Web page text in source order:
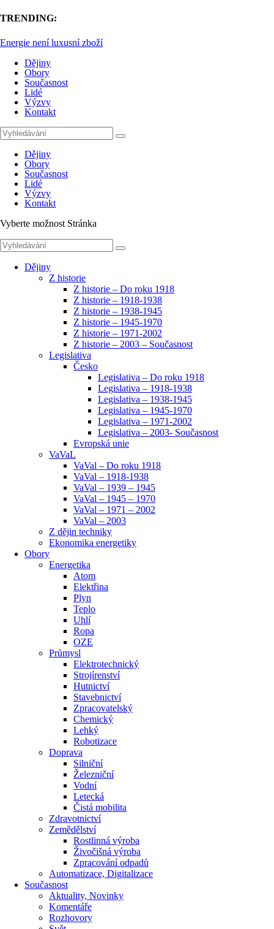
TRENDING:
Energie není luxusní zboží
Dějiny
Obory
Současnost
Lidé
Výzvy
Kontakt
Dějiny
Obory
Současnost
Lidé
Výzvy
Kontakt
Vyberte možnost Stránka
Dějiny
Z historie
Z historie – Do roku 1918
Z historie – 1918-1938
Z historie – 1938-1945
Z historie – 1945-1970
Z historie – 1971-2002
Z historie – 2003 – Současnost
Legislativa
Česko
Legislativa – Do roku 1918
Legislativa – 1918-1938
Legislativa – 1938-1945
Legislativa – 1945-1970
Legislativa – 1971-2002
Legislativa – 2003- Současnost
Evropská unie
VaVaL
VaVal – Do roku 1918
VaVal – 1918-1938
VaVal – 1939 – 1945
VaVal – 1945 – 1970
VaVal – 1971 – 2002
VaVal – 2003
Z dějin techniky
Ekonomika energetiky
Obory
Energetika
Atom
Elektřina
Plyn
Teplo
Uhlí
Ropa
OZE
Průmysl
Elektrotechnický
Strojírenství
Hutnictví
Stavebnictví
Zpracovatelský
Chemický
Lehký
Robotizace
Doprava
Silniční
Železniční
Vodní
Letecká
Čistá mobilita
Zdravotnictví
Zemědělství
Rostlinná výroba
Živočišná výroba
Zpracování odpadů
Automatizace, Digitalizace
Současnost
Aktuality, Novinky
Komentáře
Rozhovory